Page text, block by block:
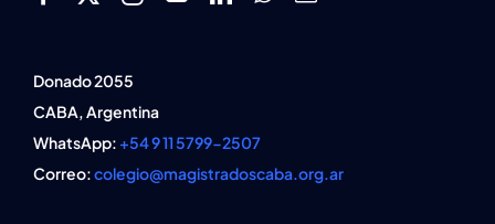
Donado 2055
CABA, Argentina
WhatsApp: +54 9 11 5799-2507
Correo:colegio@magistradoscaba.org.ar